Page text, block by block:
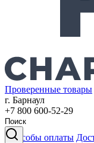
Проверенные товары
г. Барнаул
+7 800 600-52-29
Способы оплаты